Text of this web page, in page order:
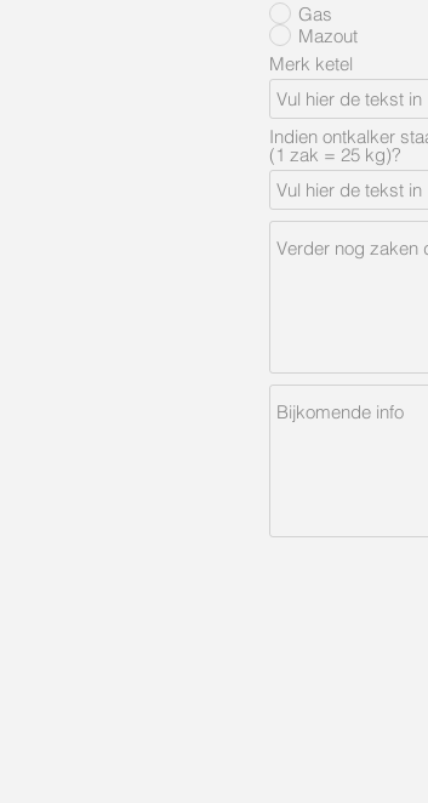
Gas
Mazout
Merk ketel
Indien ontkalker
(1 zak = 25 kg)?